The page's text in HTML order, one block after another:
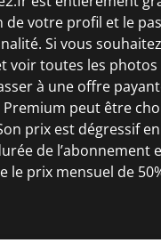
de votre profil et le
Si vous
voir toutes les
à une offre
Premium peut être
prix est dégressif en
de l’abonnement
le prix mensuel de